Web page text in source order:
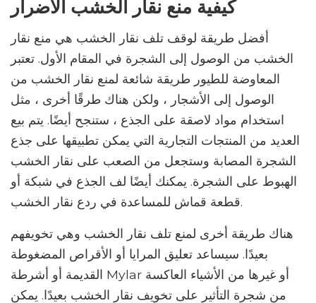
كيفية منع نقار الخشب الأضرار
أفضل طريقة لوقف تلف نقار الخشب هي منع نقار
الخشب من الوصول إلى الشجرة في المقام الأول. تعتبر
المعاوضة للطيور طريقة شائعة لمنع نقار الخشب من
الوصول إلى الأشجار ، ولكن هناك طرقًا أخرى ، مثل
استخدام مواد لاصقة على الجذع ، ستنجح أيضًا. يتم بيع
العديد من المنتجات التجارية التي يمكن تطبيقها على جذع
الشجرة المصابة وستجعل من الصعب على نقار الخشب
الهبوط على الشجرة. يمكنك أيضًا لف الجذع في شبكة أو
قطعة قماش للمساعدة في ردع نقار الخشب.
هناك طريقة أخرى لمنع تلف نقار الخشب وهي تخويفهم
بعيدًا. سيساعد تعليق المرايا أو الأقراص المضغوطة
القديمة أو أشرطة Mylar أو غيرها من الأشياء العاكسة
من شجرة التأثير على تخويف نقار الخشب بعيدًا. يمكن